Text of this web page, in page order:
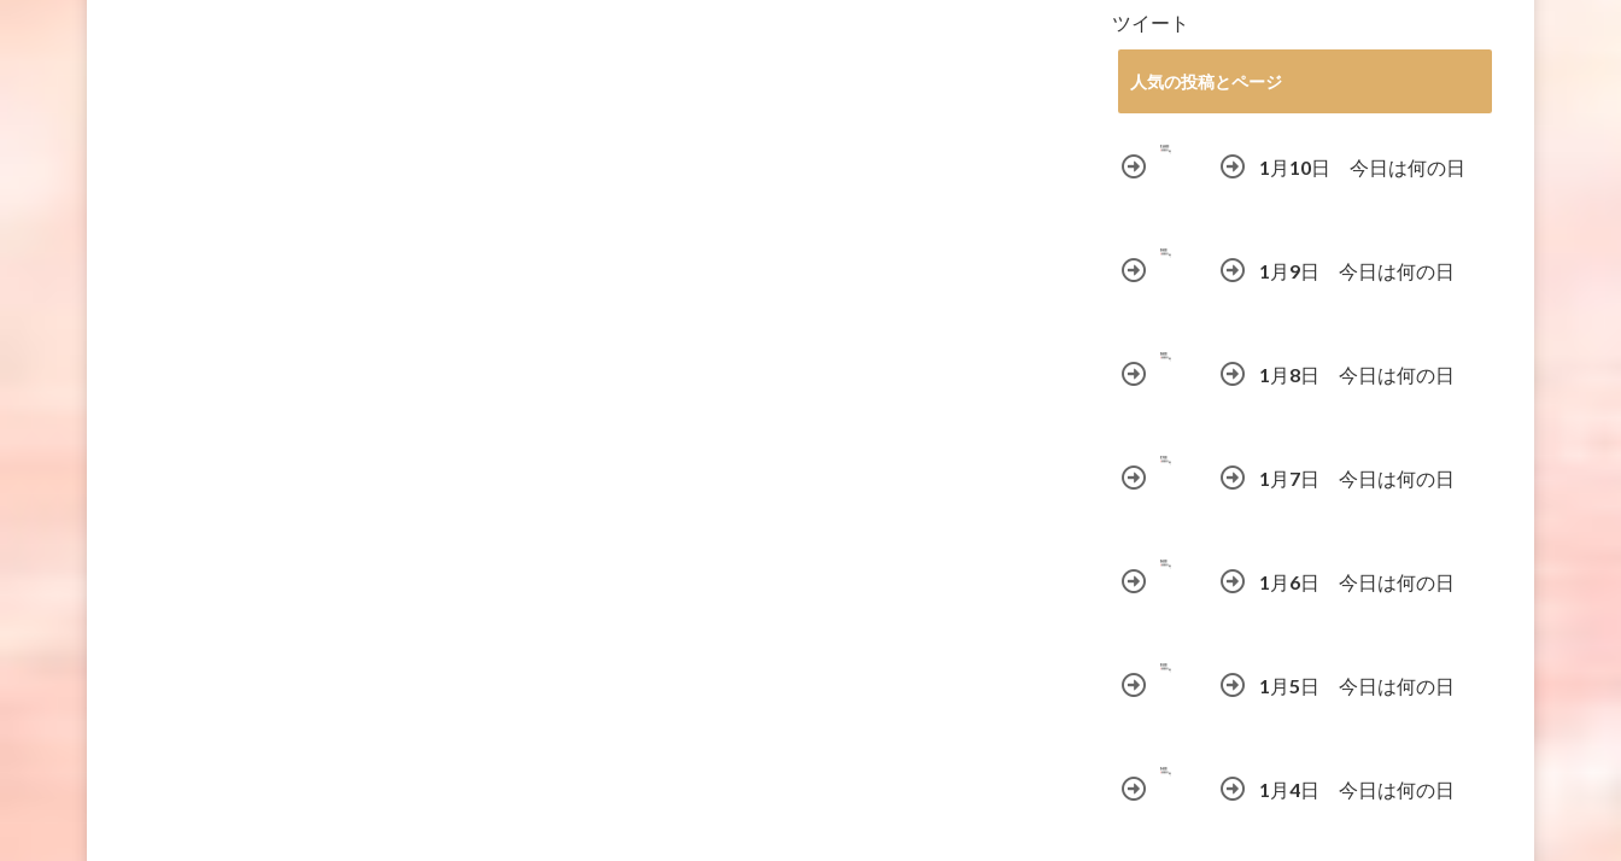
ツイート
人気の投稿とページ
1月10日 今日は何の日
1月9日 今日は何の日
1月8日 今日は何の日
1月7日 今日は何の日
1月6日 今日は何の日
1月5日 今日は何の日
1月4日 今日は何の日